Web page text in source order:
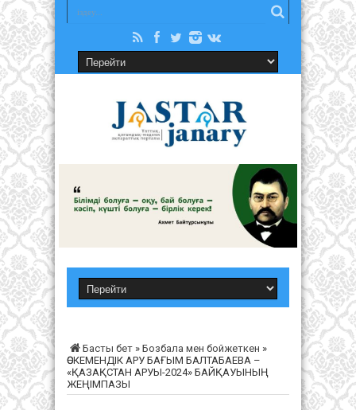
Басты бет » Бозбала мен бойжеткен »
ӨСКЕМЕНДІК АРУ БАҒЫМ БАЛТАБАЕВА –
«ҚАЗАҚСТАН АРУЫ-2024» БАЙҚАУЫНЫҢ
ЖЕҢІМПАЗЫ